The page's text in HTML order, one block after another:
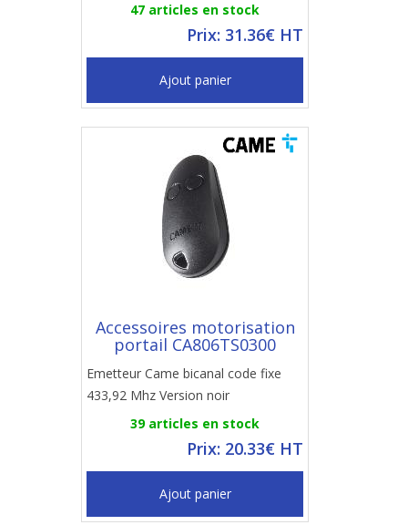
47 articles en stock
Prix: 31.36€ HT
Ajout panier
Accessoires motorisation
portail CA806TS0300
Emetteur Came bicanal code fixe
433,92 Mhz Version noir
39 articles en stock
Prix: 20.33€ HT
Ajout panier